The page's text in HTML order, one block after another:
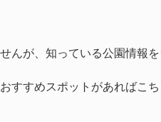
んが、知っている公園情報を
すすめスポットがあればこ